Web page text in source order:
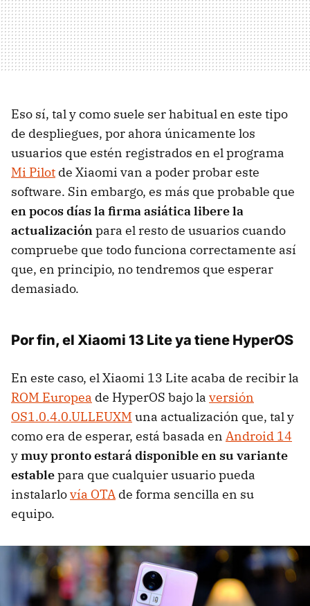
Eso sí, tal y como suele ser habitual en este tipo
de despliegues, por ahora únicamente los
usuarios que estén registrados en el programa
Mi Pilot de Xiaomi van a poder probar este
software. Sin embargo, es más que probable que
en pocos días la firma asiática libere la
actualizaciónpara el resto de usuarios cuando
compruebe que todo funciona correctamente así
que, en principio, no tendremos que esperar
demasiado.
Por fin, el Xiaomi 13 Lite ya tiene HyperOS
En este caso, el Xiaomi 13 Lite acaba de recibir la
ROM Europea de HyperOS bajo la versión
OS1.0.4.0.ULLEUXM una actualización que, tal y
como era de esperar, está basada en Android 14
ymuy pronto estará disponible en su variante
establepara que cualquier usuario pueda
instalarlovía OTA de forma sencilla en su
equipo.